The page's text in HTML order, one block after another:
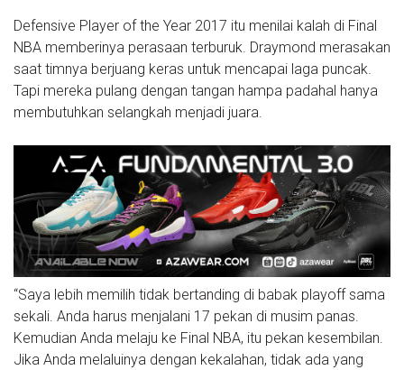
Defensive Player of the Year 2017 itu menilai kalah di Final
NBA memberinya perasaan terburuk. Draymond merasakan
saat timnya berjuang keras untuk mencapai laga puncak.
Tapi mereka pulang dengan tangan hampa padahal hanya
membutuhkan selangkah menjadi juara.
“Saya lebih memilih tidak bertanding di babak playoff sama
sekali. Anda harus menjalani 17 pekan di musim panas.
Kemudian Anda melaju ke Final NBA, itu pekan kesembilan.
Jika Anda melaluinya dengan kekalahan, tidak ada yang